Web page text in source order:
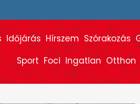
Időjárás Hírszem Szórakozás
Sport Foci Ingatlan Otthon